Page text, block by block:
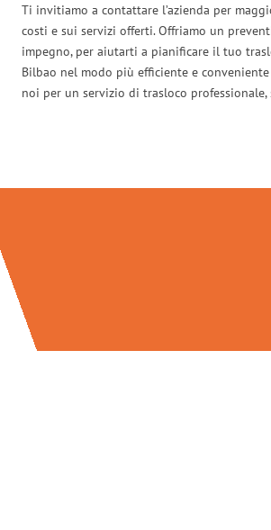
Ti invitiamo a contattare l’azienda per
costi e sui servizi offerti. Offriamo un
impegno, per aiutarti a pianificare il tuo
Bilbao nel modo più efficiente e
noi per un servizio di trasloco